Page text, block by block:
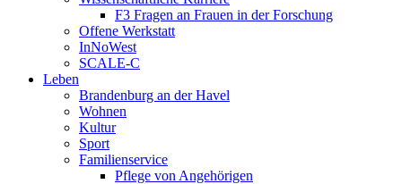
F3 Fragen an Frauen in der Forschung
Offene Werkstatt
InNoWest
SCALE-C
Leben
Brandenburg an der Havel
Wohnen
Kultur
Sport
Familienservice
Pflege von Angehörigen